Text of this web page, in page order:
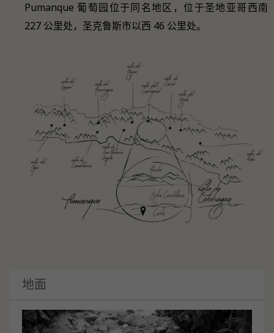
Pumanque 葡萄园位于同名地区，位于圣地亚哥西南
227 公里处，圣克鲁斯市以西 46 公里处。
地面